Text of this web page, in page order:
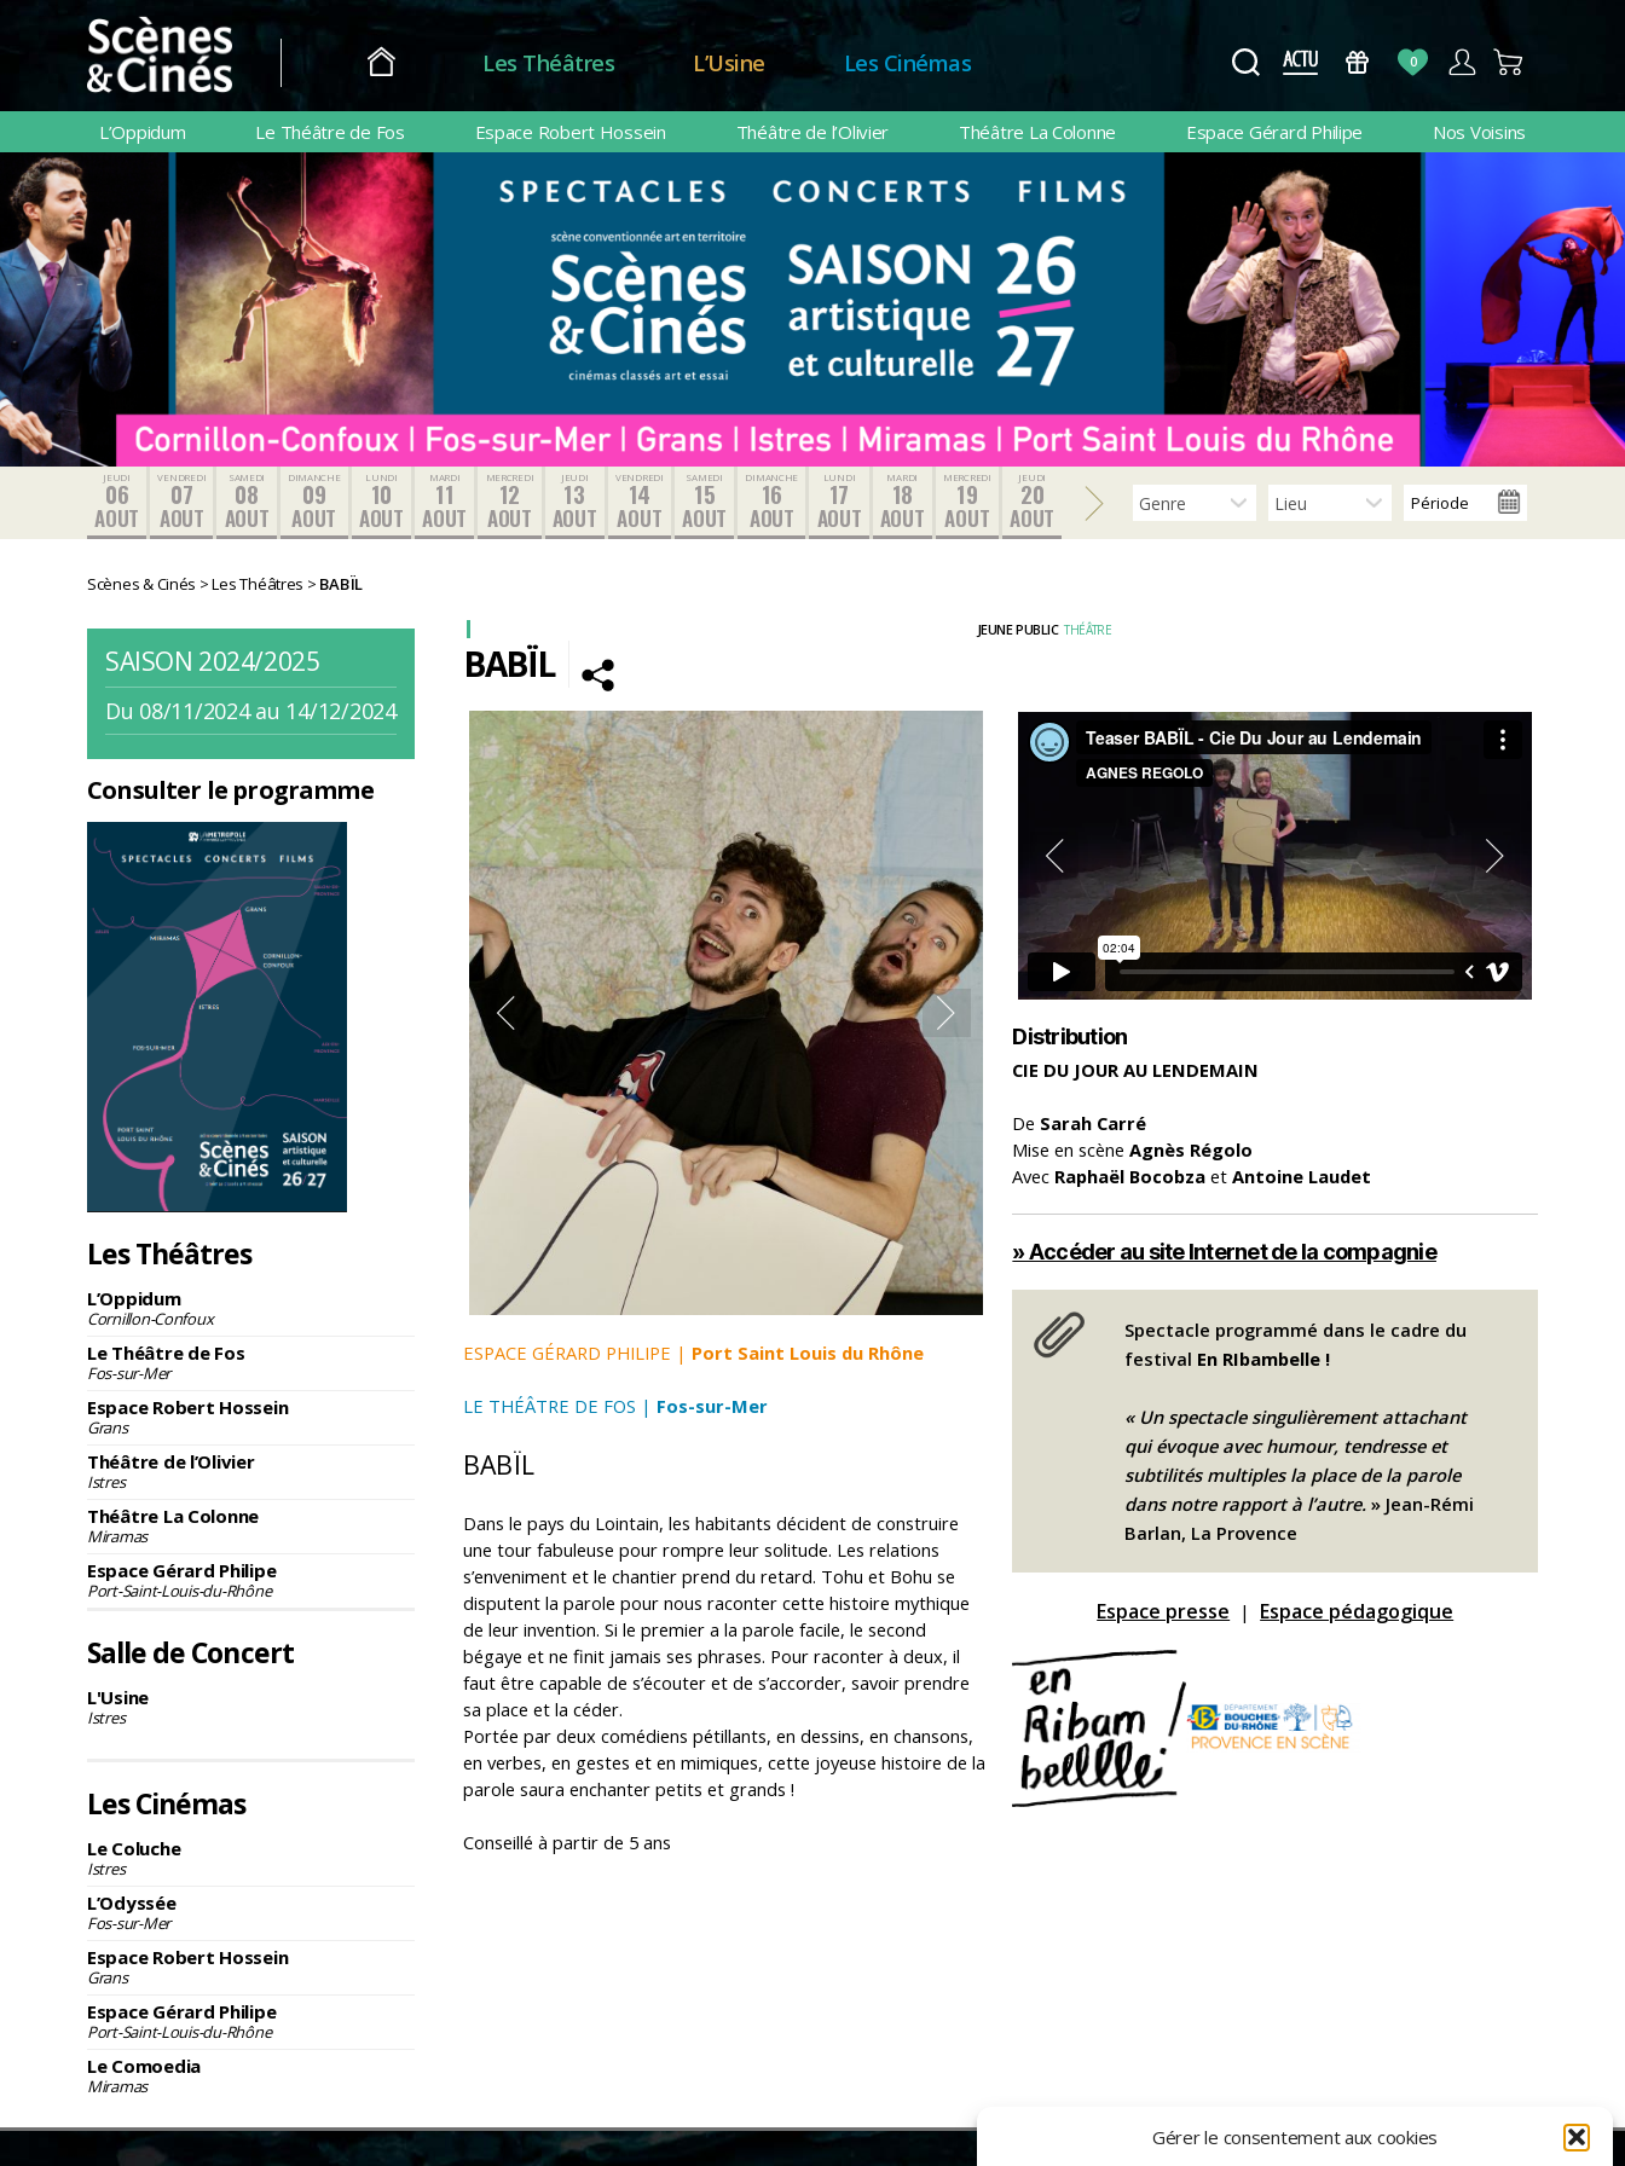
Gérer le consentement aux cookies
Scènes
&
Cinés
Les Théâtres L’Usine Les Cinémas 0
L’Oppidum Le Théâtre de Fos Espace Robert Hossein Théâtre de l’Olivier Théâtre La Colonne Espace Gérard Philipe Nos Voisins
JEUDI
06
AOUT
VENDREDI
07
AOUT
SAMEDI
08
AOUT
DIMANCHE
09
AOUT
LUNDI
10
AOUT
MARDI
11
AOUT
MERCREDI
12
AOUT
JEUDI
13
AOUT
VENDREDI
14
AOUT
SAMEDI
15
AOUT
DIMANCHE
16
AOUT
LUNDI
17
AOUT
MARDI
18
AOUT
MERCREDI
19
AOUT
JEUDI
20
AOUT
Scènes & Cinés >Les Théâtres > BABÏL
SAISON 2024/2025
Du 08/11/2024 au 14/12/2024
Consulter le programme
Les Théâtres
L’Oppidum
Cornillon-Confoux
Le Théâtre de Fos
Fos-sur-Mer
Espace Robert Hossein
Grans
Théâtre de l’Olivier
Istres
Théâtre La Colonne
Miramas
Espace Gérard Philipe
Port-Saint-Louis-du-Rhône
Salle de Concert
L'Usine
Istres
Les Cinémas
Le Coluche
Istres
L’Odyssée
Fos-sur-Mer
Espace Robert Hossein
Grans
Espace Gérard Philipe
Port-Saint-Louis-du-Rhône
Le Comoedia
Miramas
BABÏL
JEUNE PUBLIC THÉÂTRE
ESPACE GÉRARD PHILIPE | Port Saint Louis du Rhône
LE THÉÂTRE DE FOS | Fos-sur-Mer
BABÏL
Dans le pays du Lointain, les habitants décident de construire
une tour fabuleuse pour rompre leur solitude. Les relations
s’enveniment et le chantier prend du retard. Tohu et Bohu se
disputent la parole pour nous raconter cette histoire mythique
de leur invention. Si le premier a la parole facile, le second
bégaye et ne finit jamais ses phrases. Pour raconter à deux, il
faut être capable de s’écouter et de s’accorder, savoir prendre
sa place et la céder.
Portée par deux comédiens pétillants, en dessins, en chansons,
en verbes, en gestes et en mimiques, cette joyeuse histoire de la
parole saura enchanter petits et grands !
Conseillé à partir de 5 ans
Cliquez sur « J’accepte » pour activer
Youtube
Politique de cookies
J’ACCEPTE
Distribution
CIE DU JOUR AU LENDEMAIN
De Sarah Carré
Mise en scèneAgnès Régolo
Avec Raphaël BocobzaetAntoine Laudet
» Accéder au site Internet de la compagnie
Spectacle programmé dans le cadre du
festival En RIbambelle !
« Un spectacle singulièrement attachant
qui évoque avec humour, tendresse et
subtilités multiples la place de la parole
dans notre rapport à l’autre.» Jean-Rémi
Barlan, La Provence
Espace presse | Espace pédagogique